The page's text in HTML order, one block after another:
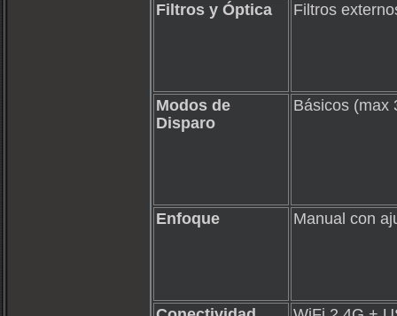
Filtros y Óptica Filtros
Modos de
Disparo
Básicos (max
Enfoque Manual con